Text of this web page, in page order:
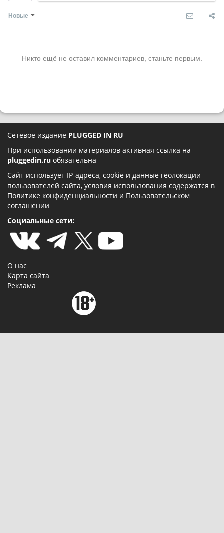
Новые
Никто ещё не оставил комментариев, станьте первым.
Сетевое издание PLUGGED IN RU
При использовании материалов активная ссылка на
pluggedin.ru обязательна
Сайт использует IP-адреса, cookie и данные геолокации
пользователей сайта, условия использования содержатся в
Политике конфиденциальности и Пользовательском
соглашении
Социальные сети:
О нас
Карта сайта
Реклама